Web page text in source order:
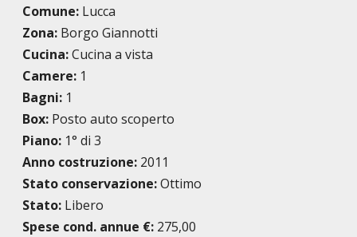
Comune: Lucca
Zona: Borgo Giannotti
Cucina:Cucina a vista
Camere: 1
Bagni: 1
Box: Posto auto scoperto
Piano: 1° di 3
Anno costruzione: 2011
Stato conservazione:Ottimo
Stato: Libero
Spese cond. annue €: 275,00